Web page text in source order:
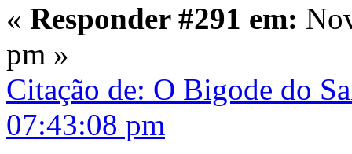
« Responder #291 em:
pm »
Citação de: O Bigode do
07:43:08 pm